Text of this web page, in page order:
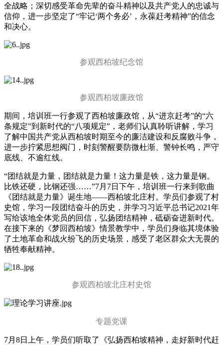
全战略；深切感受革命先辈的奋斗精神以及共产党人的忠诚与
信仰，进一步坚定了“牢记‘两个务必’，永葆赶考精神”的信念
和决心。
参观西柏坡纪念馆
参观西柏坡廉政馆
期间，培训班一行参观了西柏坡廉政馆，从“进京赶考”的“六
条规定”到新时代的“八项规定”，老师们认真聆听讲解，学习
了解中国共产党从西柏坡时期至今的廉洁建设和反腐败斗争，
进一步拧紧思想阀门，时刻警醒要防微杜渐、警钟长鸣，严守
底线、不逾红线。
“团结就是力量，团结就是力量！这力量是铁，这力量是钢。
比铁还硬，比钢还强……”7月7日下午，培训班一行来到歌曲
《团结就是力量》诞生地——西柏坡北庄村。学员们参观了村
史馆，学习一段团结奋斗的历史，并学习习近平总书记2021年
写给该地全体党员的回信，弘扬团结精神，砥砺奋进新时代。
在接下来的《梦回西柏坡》情景教学中，学员们身临其境体验
了土地革命和战火纷飞的历史场景，感受了老区群众大无畏的
牺牲奉献精神。
参观西柏坡北庄村史馆
专题党课
7月8日上午，学员们听取了《弘扬西柏坡精神，走好新时代赶